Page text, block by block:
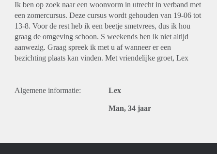
Ik ben op zoek naar een woonvorm in utrecht in verband met
een zomercursus. Deze cursus wordt gehouden van 19-06 tot
13-8. Voor de rest heb ik een beetje smetvrees, dus ik hou
graag de omgeving schoon. S weekends ben ik niet altijd
aanwezig. Graag spreek ik met u af wanneer er een
bezichting plaats kan vinden. Met vriendelijke groet, Lex
Algemene informatie: Lex
Man, 34 jaar